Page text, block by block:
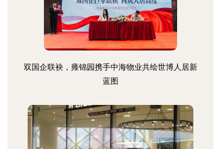
双国企联袂，雍锦园携手中海物业共绘世博人居新
蓝图